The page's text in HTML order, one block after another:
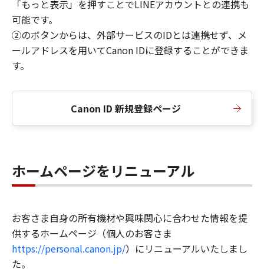
「もっと表示」を押すことでLINEアカウントとの連携も
可能です。
②のボタンからは、外部サービスのIDとは連携せず、メ
ールアドレスを用いてCanon IDに登録することができま
す。
Canon ID 新規登録ページ
ホームページをリニューアル
お客さま自身の所有機材や興味関心に合わせた情報を提
供するホームページ（個人のお客さま
https://personal.canon.jp/）にリニューアルいたしまし
た。